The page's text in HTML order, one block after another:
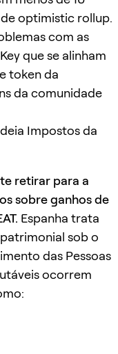
optimistic rollup.
com as
que se alinham
token da
da comunidade
Impostos da
retirar para a
sobre ganhos de
Espanha trata
sob o
das Pessoas
ocorrem